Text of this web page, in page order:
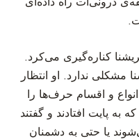
کریشنا کناره‌گیری می‌کرد.
مشکلی ندارد. او انتظار
و اقسام حرف‌ها را
پایت افتادند و گفتند
یا حتی به دشمنان